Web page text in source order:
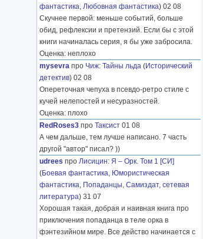
фантастика, Любовная фантастика) 02 08
Скучнее первой: меньше событий, больше
обид, рефлексии и претензий. Если бы с этой
книги начиналась серия, я бы уже забросила.
Оценка: неплохо
mysevra про Чиж: Тайны льда (Исторический
детектив) 02 08
Опереточная чепуха в псевдо-ретро стиле с
кучей нелепостей и несуразностей.
Оценка: плохо
RedRoses3 про Таксист 01 08
А чем дальше, тем лучше написано. 7 часть
другой "автор" писал? ))
udrees про Лисицин: Я – Орк. Том 1 [СИ]
(Боевая фантастика, Юмористическая
фантастика, Попаданцы, Самиздат, сетевая
литература) 31 07
Хорошая такая, добрая и наивная книга про
приключения попаданца в теле орка в
фэнтезийном мире. Все действо начинается с